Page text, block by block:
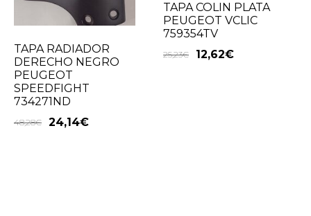
TAPA RADIADOR
DERECHO NEGRO
PEUGEOT
SPEEDFIGHT
734271ND
48,28€ 24,14€
TAPA COLIN PLATA
PEUGEOT VCLIC
759354TV
25,23€ 12,62€